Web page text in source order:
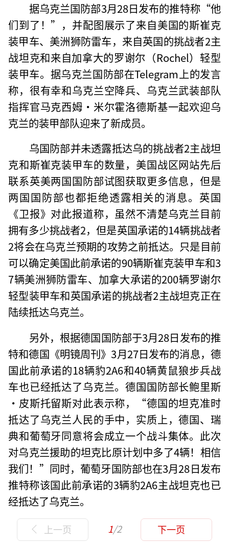
据乌克兰国防部3月28日发布的推特称“他
们到了！”，并配图展示了来自美国的斯崔克
装甲车、美洲狮防雷车，来自英国的挑战者2主
战坦克和来自加拿大的罗谢尔（Rochel）轻型
装甲车。据乌克兰国防部在Telegram上的发言
称，很有幸和乌克兰空降兵、乌克兰武装部队
指挥官马克西姆·米尔霍洛德斯基一起欢迎乌
克兰的装甲部队迎来了新成员。
乌国防部并未透露抵达乌的挑战者2主战坦
克和斯崔克装甲车的数量，美国战区网站先后
联系英美两国国防部试图获取更多信息，但是
两国国防部也都拒绝透露相关的消息。英国
《卫报》对此报道称，虽然不清楚乌克兰目前
拥有多少挑战者2，但是英国承诺的14辆挑战者
2将会在乌克兰预期的攻势之前抵达。只是目前
可以确定美国此前承诺的90辆斯崔克装甲车和3
7辆美洲狮防雷车、加拿大承诺的200辆罗谢尔
轻型装甲车和英国承诺的挑战者2主战坦克正在
陆续抵达乌克兰。
另外，根据德国国防部于3月28日发布的推
特和德国《明镜周刊》3月27日发布的消息，德
国此前承诺的18辆豹2A6和40辆黄鼠狼步兵战
车也已经抵达了乌克兰。德国国防部长鲍里斯
·皮斯托留斯对此表示称，“德国的坦克准时
抵达了乌克兰人民的手中，实质上，德国、瑞
典和葡萄牙同意将会成立一个战斗集体。此次
对乌克兰援助的坦克比原计划中多了4辆！相信
我们！”同时，葡萄牙国防部也在3月28日发布
推特称该国此前承诺的3辆豹2A6主战坦克也已
经抵达了乌克兰。
上一页 1/2 下一页